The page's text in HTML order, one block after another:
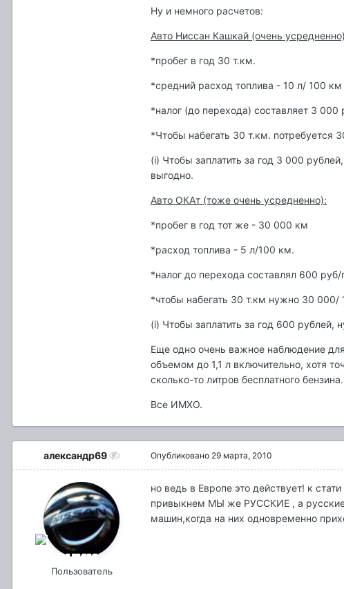
Ну и немного расчетов:
Авто Ниссан Кашкай (очень усредненно)
*пробег в год 30 т.км.
*средний расход топлива - 10 л/ 100 км
*налог (до перехода) составляет 3 000
*Чтобы набегать 30 т.км. потребуется
(i) Чтобы заплатить за год 3 000
выгодно.
Авто ОКАт (тоже очень усредненно):
*пробег в год тот же - 30 000 км
*расход топлива - 5 л/100 км.
*налог до перехода составлял 600 руб/
*чтобы набегать 30 т.км нужно 30 000/
(i) Чтобы заплатить за год 600 рублей,
Еще одно очень важное наблюдение
объемом до 1,1 л включительно, хотя
сколько-то литров бесплатного
Все ИМХО.
александр69
Пользователь
Опубликовано 29 марта, 2010
но ведь в Европе это действует! к
привыкнем МЫ же РУССКИЕ , а русские
машин,когда на них одновременно